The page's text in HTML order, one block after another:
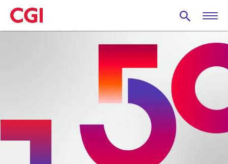
Skip
to
main